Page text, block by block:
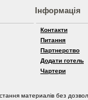
Інформація
Контакти
Питання
Партнерство
Додати готель
Чартери
материалів без